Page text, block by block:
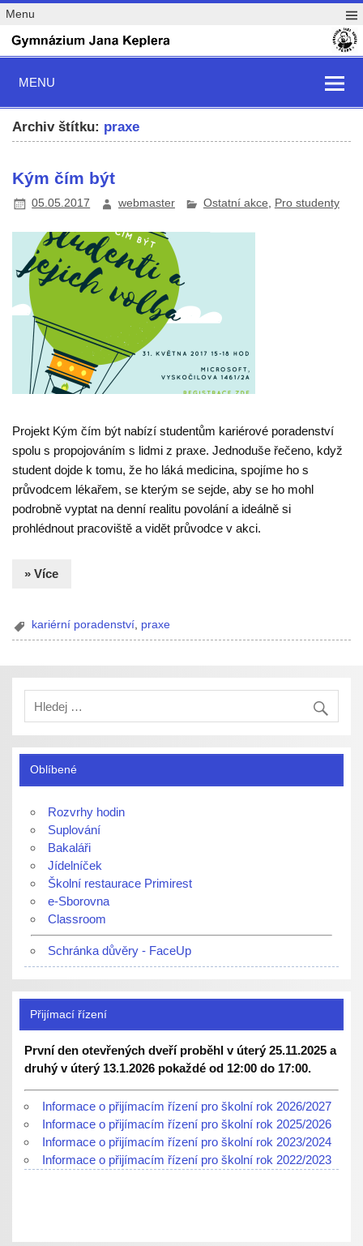
Menu
MENU
Archiv štítku: praxe
Kým čím být
05.05.2017 webmaster Ostatní akce, Pro studenty
Projekt Kým čím být nabízí studentům kariérové poradenství
spolu s propojováním s lidmi z praxe. Jednoduše řečeno, když
student dojde k tomu, že ho láká medicina, spojíme ho s
průvodcem lékařem, se kterým se sejde, aby se ho mohl
podrobně vyptat na denní realitu povolání a ideálně si
prohlédnout pracoviště a vidět průvodce v akci.
» Více
kariérní poradenství, praxe
Oblíbené
Rozvrhy hodin
Suplování
Bakaláři
Jídelníček
Školní restaurace Primirest
e-Sborovna
Classroom
Schránka důvěry - FaceUp
Přijímací řízení
První den otevřených dveří proběhl v úterý 25.11.2025 a
druhý v úterý 13.1.2026 pokaždé od 12:00 do 17:00.
Informace o přijímacím řízení pro školní rok 2026/2027
Informace o přijímacím řízení pro školní rok 2025/2026
Informace o přijímacím řízení pro školní rok 2023/2024
Informace o přijímacím řízení pro školní rok 2022/2023